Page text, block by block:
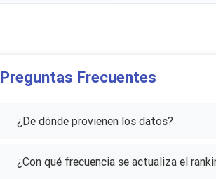
Preguntas Frecuentes
¿De dónde provienen los datos?
¿Con qué frecuencia se actualiza el